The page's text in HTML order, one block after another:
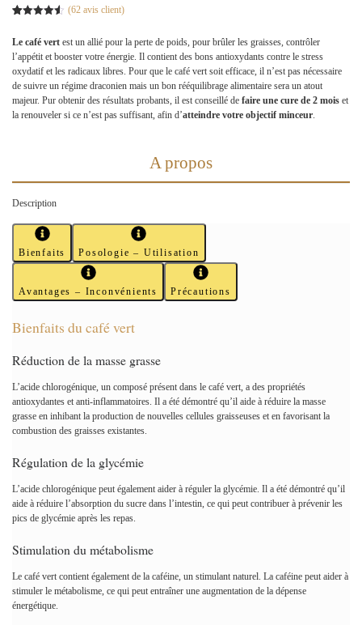
basé sur
notations
client
(62avis client)
Le café vert est un allié pour la perte de poids, pour brûler les graisses, contrôler
l’appétit et booster votre énergie. Il contient des bons antioxydants contre le stress
oxydatif et les radicaux libres. Pour que le café vert soit efficace, il n’est pas nécessaire
de suivre un régime draconien mais un bon rééquilibrage alimentaire sera un atout
majeur. Pur obtenir des résultats probants, il est conseillé de faire une cure de 2 mois et
la renouveler si ce n’est pas suffisant, afin d’atteindre votre objectif minceur.
A propos
Description
Bienfaits Posologie – Utilisation
Avantages – Inconvénients Précautions
Bienfaits du café vert
Réduction de la masse grasse
L’acide chlorogénique, un composé présent dans le café vert, a des propriétés
antioxydantes et anti-inflammatoires. Il a été démontré qu’il aide à réduire la masse
grasse en inhibant la production de nouvelles cellules graisseuses et en favorisant la
combustion des graisses existantes.
Régulation de la glycémie
L’acide chlorogénique peut également aider à réguler la glycémie. Il a été démontré qu’il
aide à réduire l’absorption du sucre dans l’intestin, ce qui peut contribuer à prévenir les
pics de glycémie après les repas.
Stimulation du métabolisme
Le café vert contient également de la caféine, un stimulant naturel. La caféine peut aider à
stimuler le métabolisme, ce qui peut entraîner une augmentation de la dépense
énergétique.